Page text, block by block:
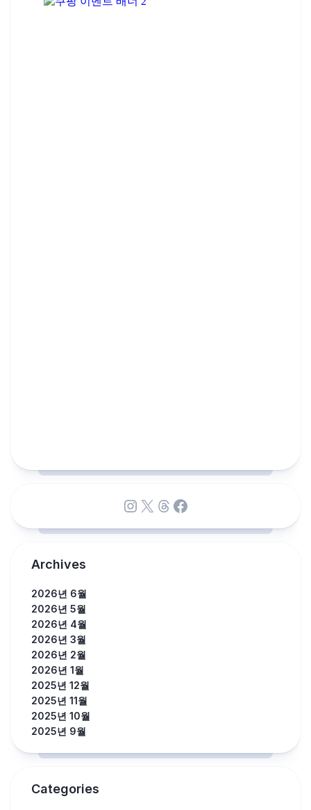
Instagram
X Threads
Facebook
Archives
2026년 6월
2026년 5월
2026년 4월
2026년 3월
2026년 2월
2026년 1월
2025년 12월
2025년 11월
2025년 10월
2025년 9월
Categories